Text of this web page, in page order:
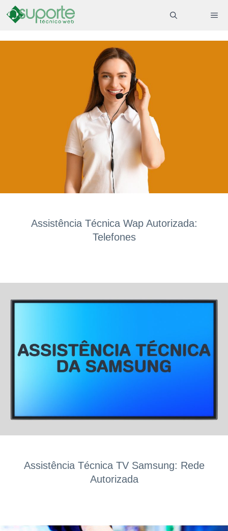
Pular
para
o
Assistência Técnica Wap Autorizada:
Telefones
Assistência Técnica TV Samsung: Rede
Autorizada